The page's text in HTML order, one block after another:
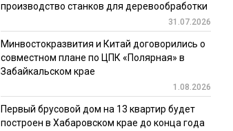
производство станков для деревообработки
31.07.2026
Минвостокразвития и Китай договорились о
совместном плане по ЦПК «Полярная» в
Забайкальском крае
1.08.2026
Первый брусовой дом на 13 квартир будет
построен в Хабаровском крае до конца года